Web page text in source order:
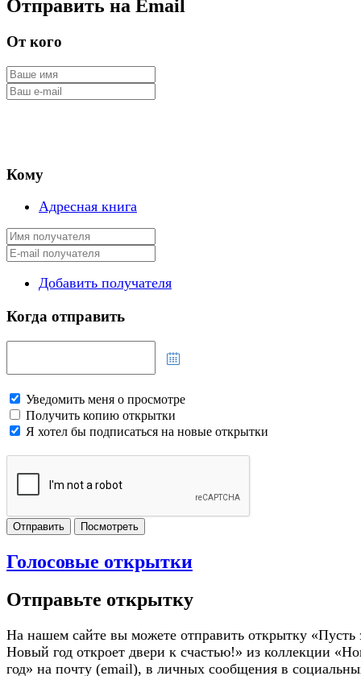
Отправить на Email
От кого
Кому
Адресная книга
Добавить получателя
Когда отправить
Уведомить меня о просмотре
Получить копию открытки
Я хотел бы подписаться на новые открытки
Отправить Посмотреть
Голосовые открытки
Отправьте открытку
На нашем сайте вы можете отправить открытку «Пусть
Новый год откроет двери к счастью!» из коллекции
год» на почту (email), в личных сообщения в